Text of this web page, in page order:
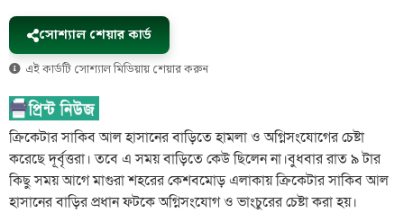
সোশ্যাল শেয়ার কার্ড
এই কার্ডটি সোশ্যাল মিডিয়ায় শেয়ার করুন
ক্রিকেটার সাকিব আল হাসানের বাড়িতে হামলা ও অগ্নিসংযোগের চেষ্টা
করেছে দূর্বৃত্তরা। তবে এ সময় বাড়িতে কেউ ছিলেন না।বুধবার রাত ৯ টার
কিছু সময় আগে মাগুরা শহরের কেশবমোড় এলাকায় ক্রিকেটার সাকিব আল
হাসানের বাড়ির প্রধান ফটকে অগ্নিসংযোগ ও ভাংচুরের চেষ্টা করা হয়।